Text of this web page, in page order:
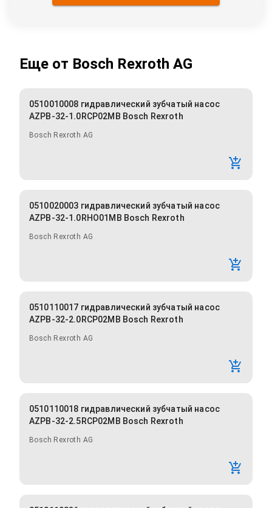
Еще от Bosch Rexroth AG
0510010008 гидравлический зубчатый насос
AZPB-32-1.0RCP02MB Bosch Rexroth
Bosch Rexroth AG
0510020003 гидравлический зубчатый насос
AZPB-32-1.0RHO01MB Bosch Rexroth
Bosch Rexroth AG
0510110017 гидравлический зубчатый насос
AZPB-32-2.0RCP02MB Bosch Rexroth
Bosch Rexroth AG
0510110018 гидравлический зубчатый насос
AZPB-32-2.5RCP02MB Bosch Rexroth
Bosch Rexroth AG